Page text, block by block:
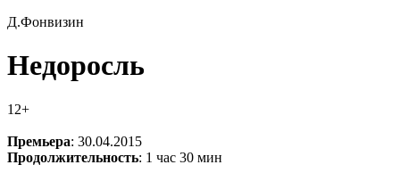
Д.Фонвизин
Недоросль
12+
Премьера: 30.04.2015
Продолжительность: 1 час 30 мин